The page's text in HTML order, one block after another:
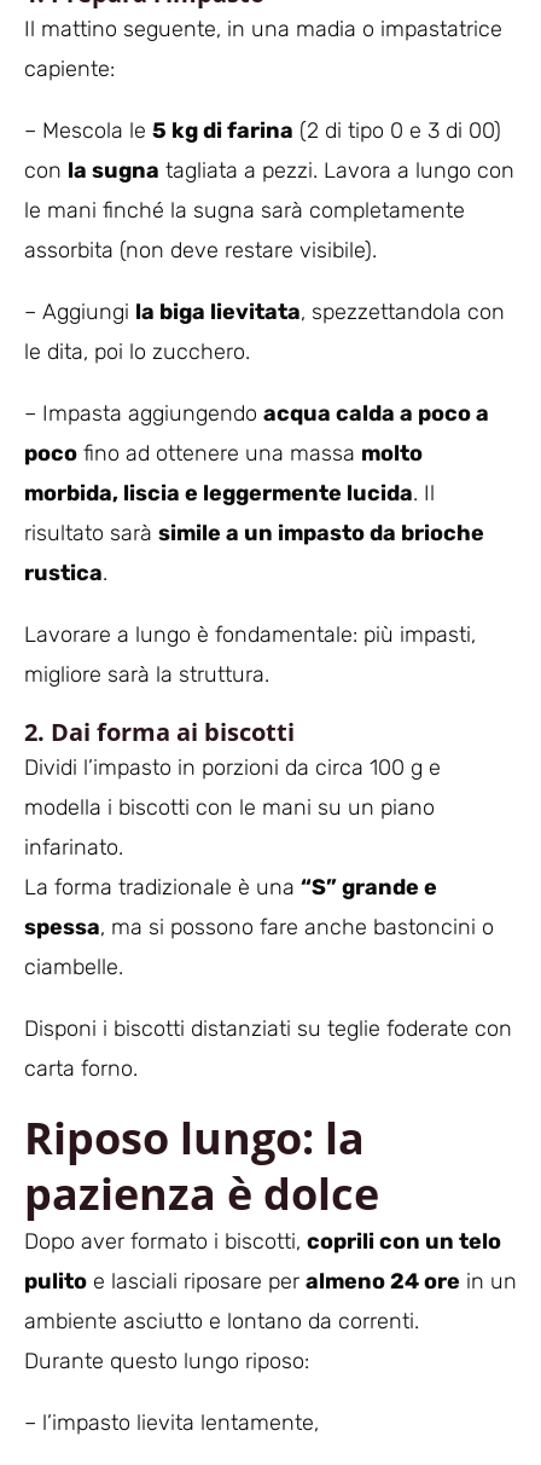
Il mattino seguente, in una madia o impastatrice
capiente:
– Mescola le 5 kg di farina (2 di tipo 0 e 3 di 00)
con la sugna tagliata a pezzi. Lavora a lungo con
le mani finché la sugna sarà completamente
assorbita (non deve restare visibile).
– Aggiungi la biga lievitata, spezzettandola con
le dita, poi lo zucchero.
– Impasta aggiungendo acqua calda a poco a
poco fino ad ottenere una massa molto
morbida, liscia e leggermente lucida. Il
risultato sarà simile a un impasto da brioche
rustica.
Lavorare a lungo è fondamentale: più impasti,
migliore sarà la struttura.
2. Dai forma ai biscotti
Dividi l’impasto in porzioni da circa 100 g e
modella i biscotti con le mani su un piano
infarinato.
La forma tradizionale è una “S” grande e
spessa, ma si possono fare anche bastoncini o
ciambelle.
Disponi i biscotti distanziati su teglie foderate con
carta forno.
Riposo lungo: la
pazienza è dolce
Dopo aver formato i biscotti, coprili con un telo
pulito e lasciali riposare per almeno 24 ore in un
ambiente asciutto e lontano da correnti.
Durante questo lungo riposo:
– l’impasto lievita lentamente,